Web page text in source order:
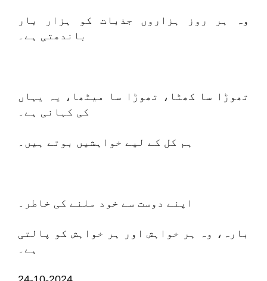
وہ ہر روز ہزاروں جذبات کو ہزار بار
باندھتی ہے۔
تھوڑا سا کھٹا، تھوڑا سا میٹھا، یہ یہاں
کی کہانی ہے۔
ہم کل کے لیے خواہشیں بوتے ہیں۔
اپنے دوست سے خود ملنے کی خاطر۔
بارہ، وہ ہر خواہش اور ہر خواہش کو پالتی
ہے۔